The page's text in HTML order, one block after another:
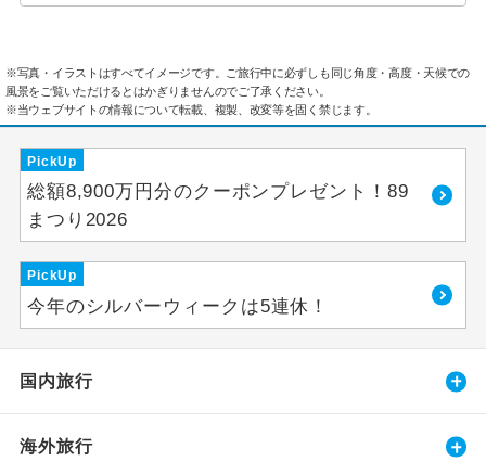
※写真・イラストはすべてイメージです。ご旅行中に必ずしも同じ角度・高度・天候での
風景をご覧いただけるとはかぎりませんのでご了承ください。
※当ウェブサイトの情報について転載、複製、改変等を固く禁じます。
PickUp
総額8,900万円分のクーポンプレゼント！89
まつり2026
PickUp
今年のシルバーウィークは5連休！
国内旅行
海外旅行